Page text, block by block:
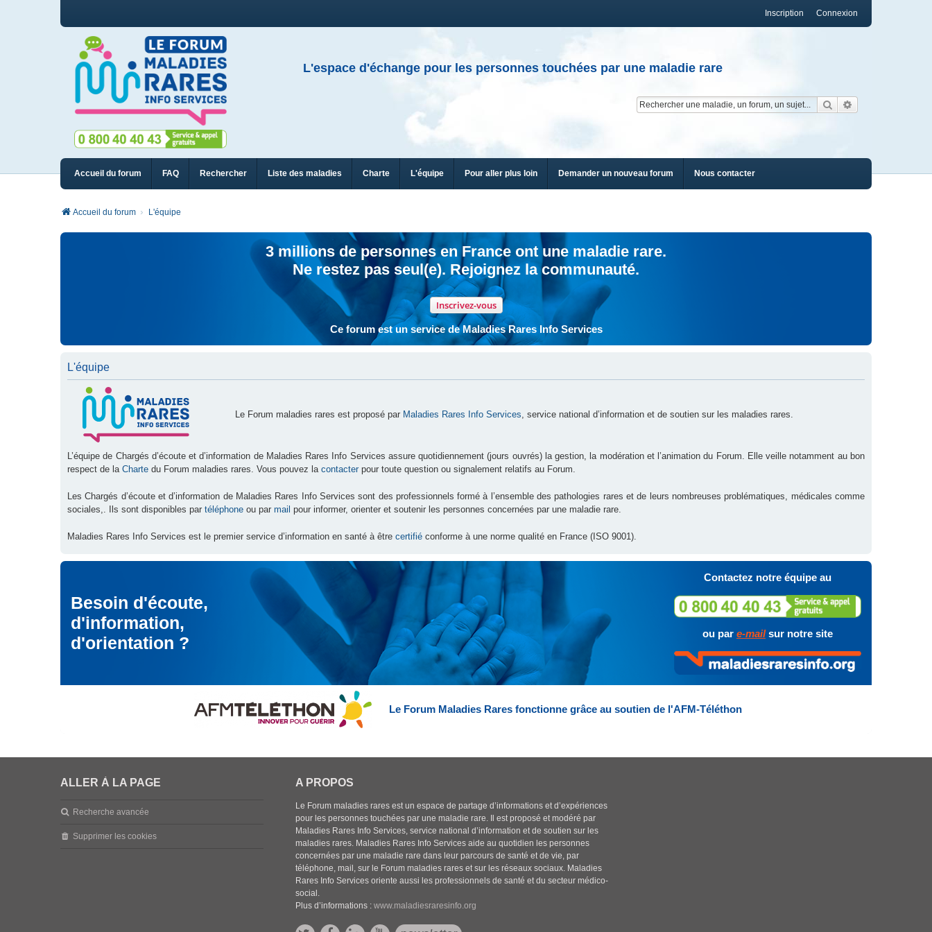
Connexion
Inscription
L'espace d'échange pour les personnes touchées par une maladie rare
Rechercher
Accueil du forum FAQ Rechercher Liste des maladies Charte L'équipe Pour aller plus loin Demander un nouveau forum Nous contacter
Accueil du forum L'équipe
3 millions de personnes en France ont une maladie rare.
Ne restez pas seul(e). Rejoignez la communauté.
Inscrivez-vous
Ce forum est un service de Maladies Rares Info Services
L'équipe
Le Forum maladies rares est proposé par Maladies Rares Info Services, service national d’information et de soutien sur les maladies rares.
L’équipe de Chargés d’écoute et d’information de Maladies Rares Info Services assure quotidiennement (jours ouvrés) la gestion, la modération et l’animation du Forum. Elle veille notamment au bon
respect de la Charte du Forum maladies rares. Vous pouvez la contacter pour toute question ou signalement relatifs au Forum.
Les Chargés d’écoute et d’information de Maladies Rares Info Services sont des professionnels formé à l’ensemble des pathologies rares et de leurs nombreuses problématiques, médicales comme
sociales,. Ils sont disponibles par téléphone ou par mail pour informer, orienter et soutenir les personnes concernées par une maladie rare.
Maladies Rares Info Services est le premier service d’information en santé à être certifié conforme à une norme qualité en France (ISO 9001).
Besoin d'écoute,
d'information,
d'orientation ?
Contactez notre équipe au
ou par e-mailsur notre site
Le Forum Maladies Rares fonctionne grâce au soutien de l'AFM-Téléthon
ALLER À LA PAGE
Recherche avancée
Supprimer les cookies
A PROPOS
Le Forum maladies rares est un espace de partage d’informations et d’expériences
pour les personnes touchées par une maladie rare. Il est proposé et modéré par
Maladies Rares Info Services, service national d’information et de soutien sur les
maladies rares. Maladies Rares Info Services aide au quotidien les personnes
concernées par une maladie rare dans leur parcours de santé et de vie, par
téléphone, mail, sur le Forum maladies rares et sur les réseaux sociaux. Maladies
Rares Info Services oriente aussi les professionnels de santé et du secteur médico-
social.
Plus d’informations :www.maladiesraresinfo.org